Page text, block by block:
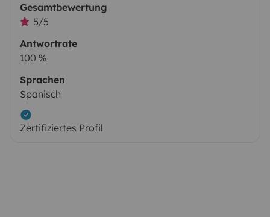
Gesamtbewertung
5/5
Antwortrate
100 %
Sprachen
Spanisch
Zertifiziertes Profil